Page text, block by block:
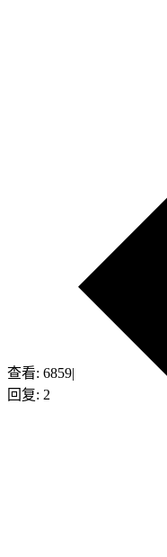
查看: 6859|
回复: 2